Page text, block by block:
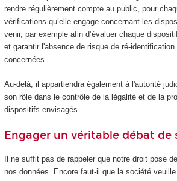
rendre régulièrement compte au public, pour
vérifications qu’elle engage concernant les
venir, par exemple afin d’évaluer chaque
et garantir l'absence de risque de ré-identification
concernées.
Au-delà, il appartiendra également à l'autorité
son rôle dans le contrôle de la légalité et de la
dispositifs envisagés.
Engager un véritable débat de
Il ne suffit pas de rappeler que notre droit pose
nos données. Encore faut-il que la société veuille